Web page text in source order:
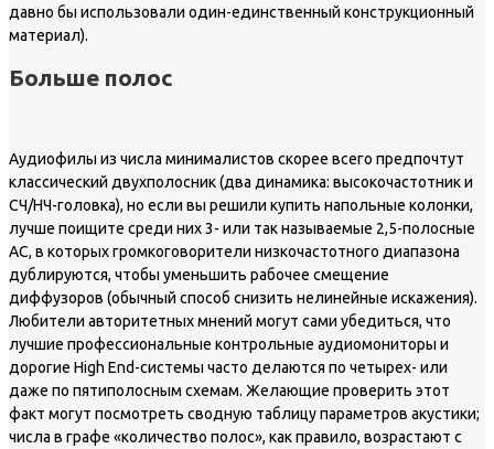
давно бы использовали один-единственный конструкционный
материал).
Больше полос
Аудиофилы из числа минималистов скорее всего предпочтут
классический двухполосник (два динамика: высокочастотник и
СЧ/НЧ-головка), но если вы решили купить напольные колонки,
лучше поищите среди них 3- или так называемые 2,5-полосные
АС, в которых громкоговорители низкочастотного диапазона
дублируются, чтобы уменьшить рабочее смещение
диффузоров (обычный способ снизить нелинейные искажения).
Любители авторитетных мнений могут сами убедиться, что
лучшие профессиональные контрольные аудиомониторы и
дорогие High End-системы часто делаются по четырех- или
даже по пятиполосным схемам. Желающие проверить этот
факт могут посмотреть сводную таблицу параметров акустики;
числа в графе «количество полос», как правило, возрастают с